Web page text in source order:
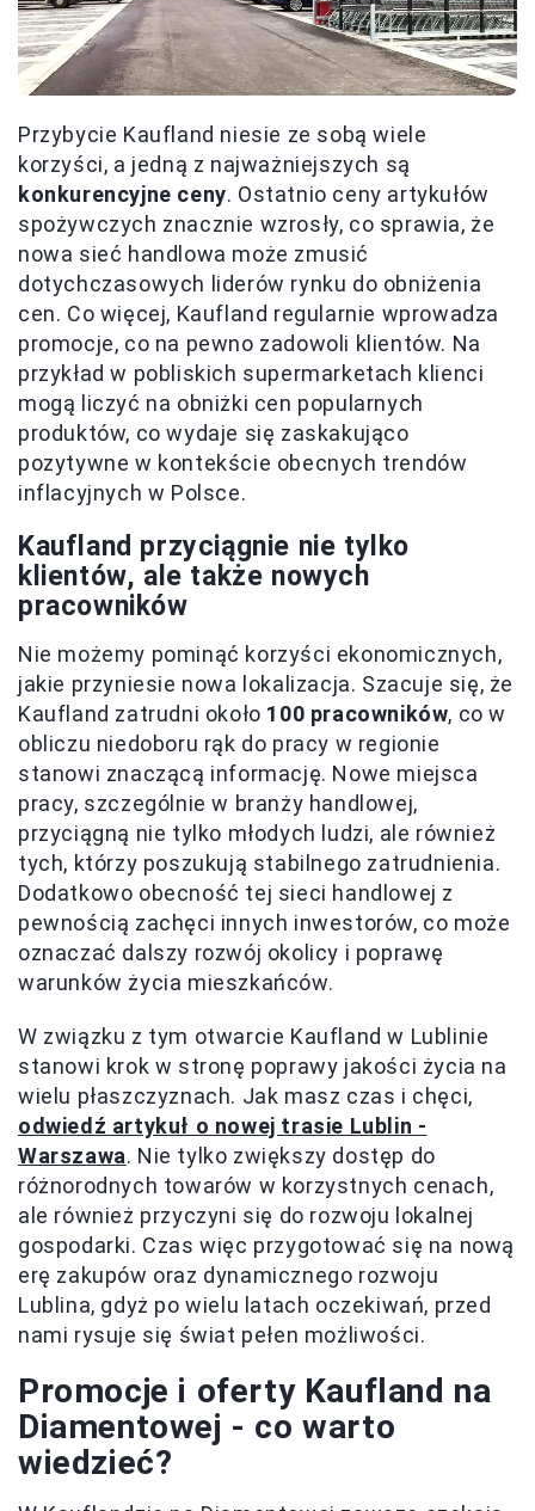
Przybycie Kaufland niesie ze sobą wiele
korzyści, a jedną z najważniejszych są
konkurencyjne ceny. Ostatnio ceny artykułów
spożywczych znacznie wzrosły, co sprawia, że
nowa sieć handlowa może zmusić
dotychczasowych liderów rynku do obniżenia
cen. Co więcej, Kaufland regularnie wprowadza
promocje, co na pewno zadowoli klientów. Na
przykład w pobliskich supermarketach klienci
mogą liczyć na obniżki cen popularnych
produktów, co wydaje się zaskakująco
pozytywne w kontekście obecnych trendów
inflacyjnych w Polsce.
Kaufland przyciągnie nie tylko
klientów, ale także nowych
pracowników
Nie możemy pominąć korzyści ekonomicznych,
jakie przyniesie nowa lokalizacja. Szacuje się, że
Kaufland zatrudni około 100 pracowników, co w
obliczu niedoboru rąk do pracy w regionie
stanowi znaczącą informację. Nowe miejsca
pracy, szczególnie w branży handlowej,
przyciągną nie tylko młodych ludzi, ale również
tych, którzy poszukują stabilnego zatrudnienia.
Dodatkowo obecność tej sieci handlowej z
pewnością zachęci innych inwestorów, co może
oznaczać dalszy rozwój okolicy i poprawę
warunków życia mieszkańców.
W związku z tym otwarcie Kaufland w Lublinie
stanowi krok w stronę poprawy jakości życia na
wielu płaszczyznach. Jak masz czas i chęci,
odwiedź artykuł o nowej trasie Lublin -
Warszawa. Nie tylko zwiększy dostęp do
różnorodnych towarów w korzystnych cenach,
ale również przyczyni się do rozwoju lokalnej
gospodarki. Czas więc przygotować się na nową
erę zakupów oraz dynamicznego rozwoju
Lublina, gdyż po wielu latach oczekiwań, przed
nami rysuje się świat pełen możliwości.
Promocje i oferty Kaufland na
Diamentowej - co warto
wiedzieć?